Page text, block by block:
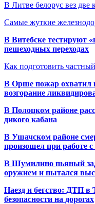
В Литве белорус вез две
Самые жуткие
В Витебске тестируют
пешеходных переходах
Как подготовить
В Орше пожар охватил
возгорание
В Полоцком районе
дикого кабана
В Ушачском районе
произошел при работе с
В Шумилино пьяный
оружием и пытался
Наезд и бегство: ДТП в
безопасности на дорогах